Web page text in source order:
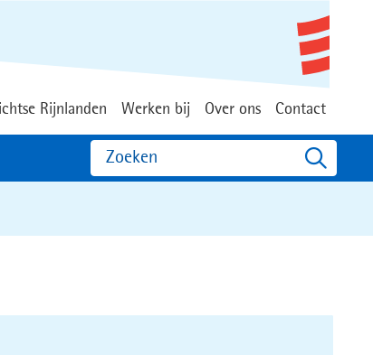
Rijnlanden Werken bij Over ons Contact
Zoeken